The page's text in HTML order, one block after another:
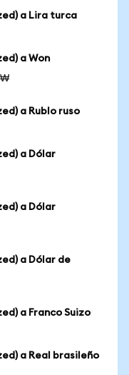
a Lira turca
a Won
₩
a Rublo ruso
a Dólar
a Dólar
a Dólar de
a Franco Suizo
a Real brasileño